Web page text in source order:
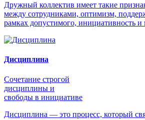
Дружный коллектив имеет такие
между сотрудниками, оптимизм,
рамках допустимого, инициативность и
Дисциплина
Сочетание строгой
дисциплины и
свободы в инициативе
Дисциплина — это процесс, который